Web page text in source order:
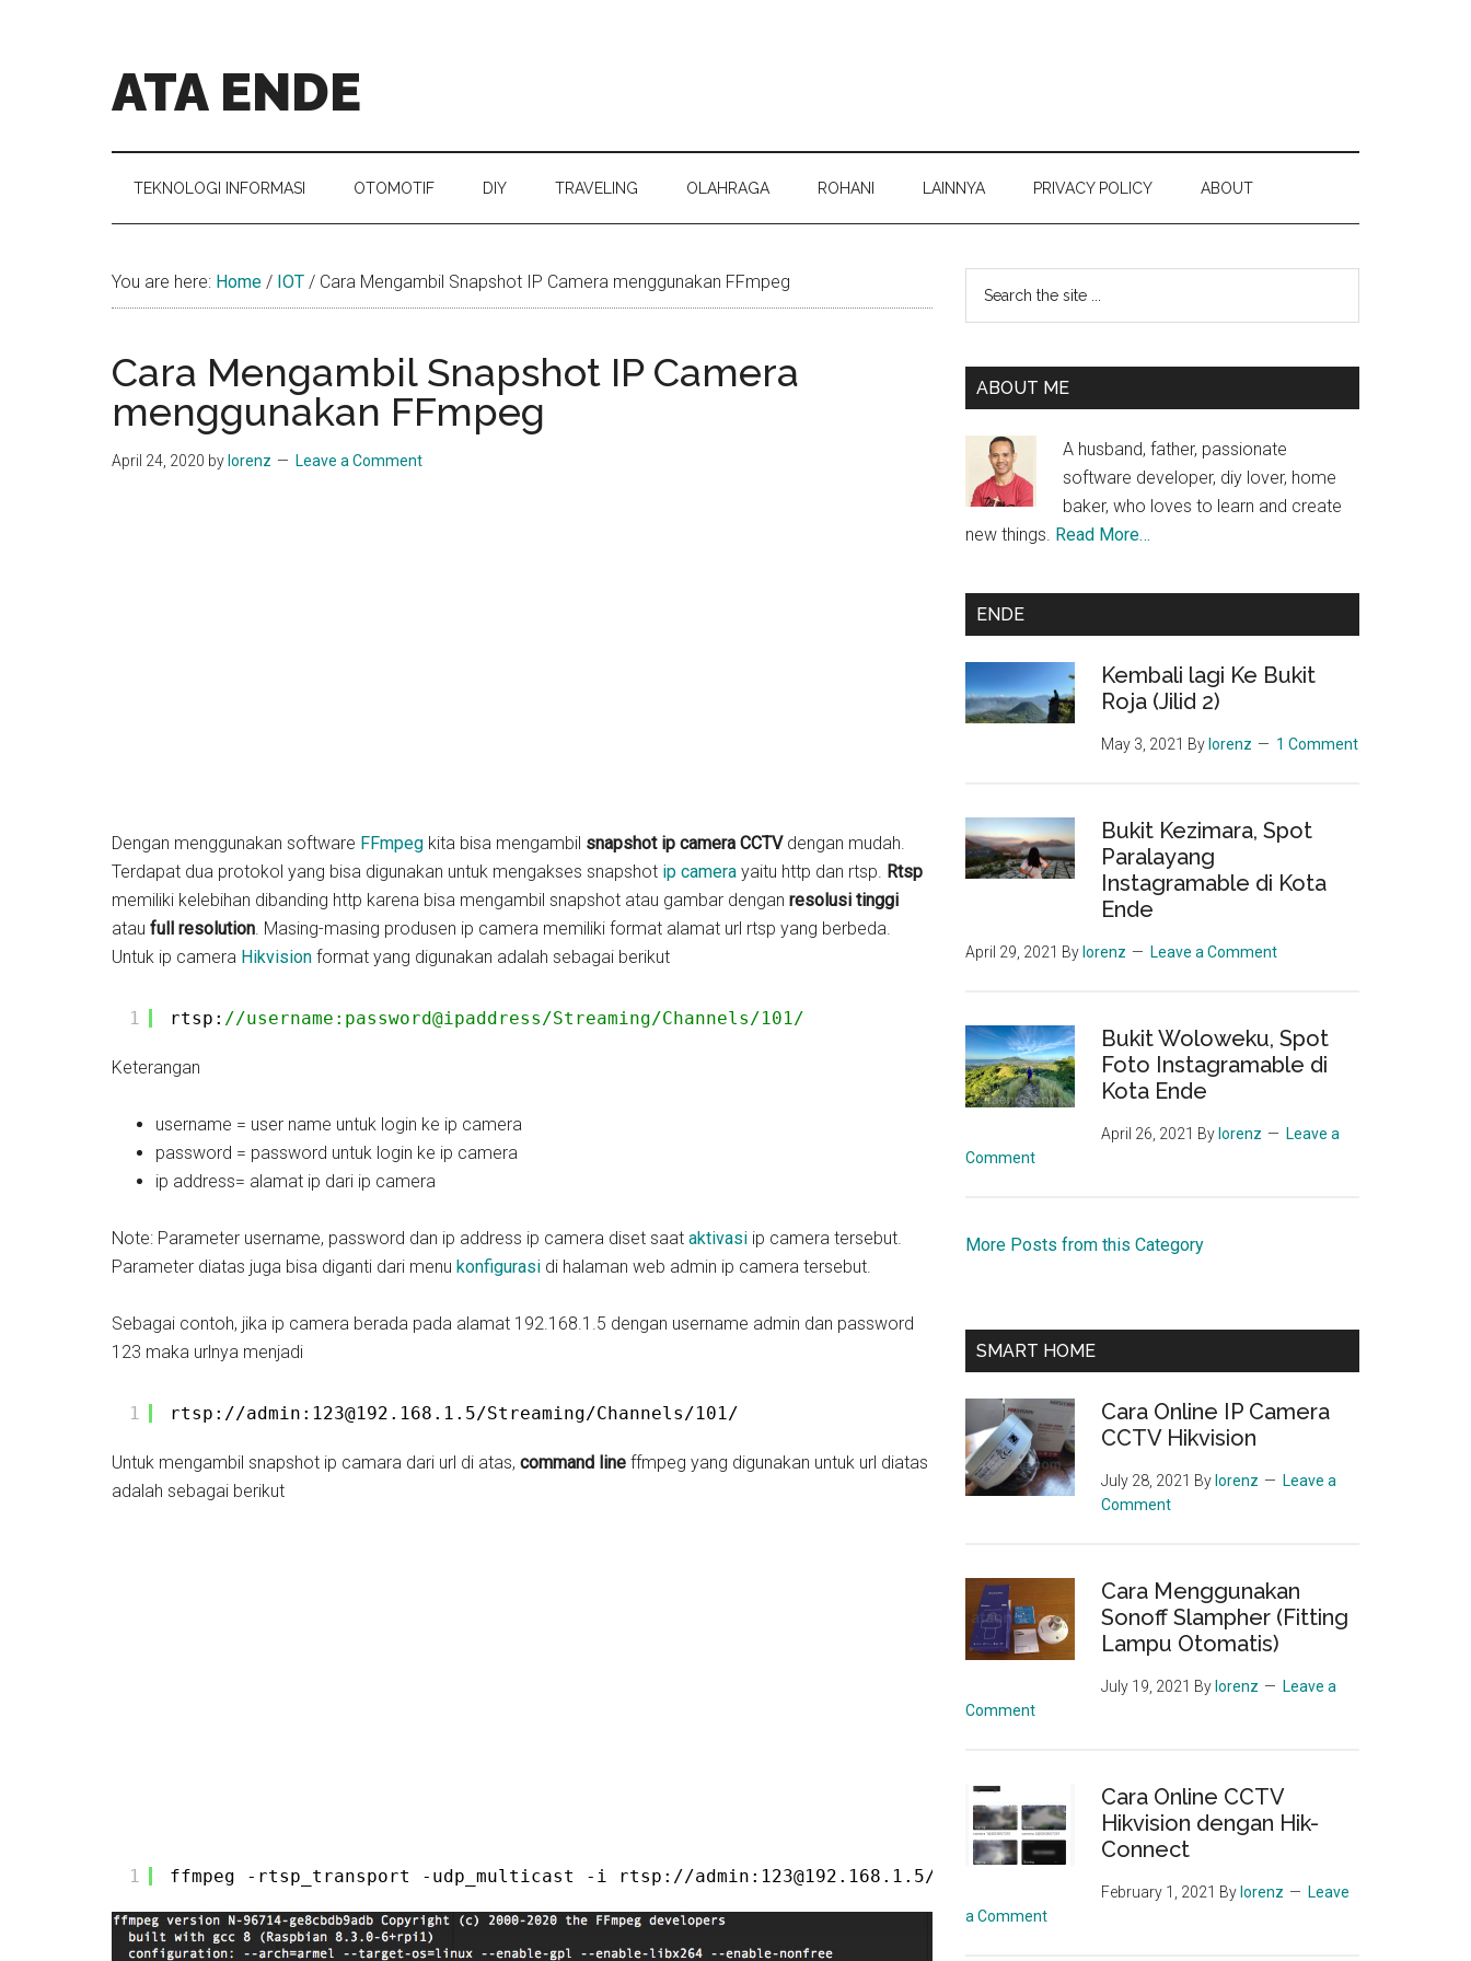
ATA ENDE
Orang
Ende
TEKNOLOGI INFORMASI OTOMOTIF DIY TRAVELING OLAHRAGA ROHANI LAINNYA PRIVACY POLICY ABOUT
You are here: Home / IOT / Cara Mengambil Snapshot IP Camera menggunakan FFmpeg
Cara Mengambil Snapshot IP Camera
menggunakan FFmpeg
April 24, 2020 by lorenz Leave a Comment
Dengan menggunakan software FFmpeg kita bisa mengambil snapshot ip camera CCTVdengan mudah.
Terdapat dua protokol yang bisa digunakan untuk mengakses snapshot ip camera yaitu http dan rtsp. Rtsp
memiliki kelebihan dibanding http karena bisa mengambil snapshot atau gambar dengan resolusi tinggi
atau full resolution. Masing-masing produsen ip camera memiliki format alamat url rtsp yang berbeda.
Untuk ip camera Hikvision format yang digunakan adalah sebagai berikut
1 rtsp: //username:password@ipaddress/Streaming/Channels/101/
Keterangan
username = user name untuk login ke ip camera
password = password untuk login ke ip camera
ip address= alamat ip dari ip camera
Note: Parameter username, password dan ip address ip camera diset saat aktivasi ip camera tersebut.
Parameter diatas juga bisa diganti dari menu konfigurasi di halaman web admin ip camera tersebut.
Sebagai contoh, jika ip camera berada pada alamat 192.168.1.5 dengan username admin dan password
123 maka urlnya menjadi
1 rtsp://admin:123@192.168.1.5/Streaming/Channels/101/
Untuk mengambil snapshot ip camara dari url di atas, command line ffmpeg yang digunakan untuk url diatas
adalah sebagai berikut
1 ffmpeg -rtsp_transport -udp_multicast -i rtsp://admin:123@192.168.1.5/Streaming/Channels/101/ -f image2 -vframes 1 -
Primary
Sidebar
...
ABOUT ME
A husband, father, passionate
software developer, diy lover, home
baker, who loves to learn and create
new things. Read More…
ENDE
Kembali lagi Ke Bukit
Roja (Jilid 2)
May 3, 2021 By lorenz 1 Comment
Bukit Kezimara, Spot
Paralayang
Instagramable di Kota
Ende
April 29, 2021 By lorenz Leave a Comment
Bukit Woloweku, Spot
Foto Instagramable di
Kota Ende
April 26, 2021 By lorenz
Leave a
Comment
More Posts from this Category
SMART HOME
Cara Online IP Camera
CCTV Hikvision
July 28, 2021 By lorenz
Leave a
Comment
Cara Menggunakan
Sonoff Slampher (Fitting
Lampu Otomatis)
July 19, 2021 By lorenz
Leave a
Comment
Cara Online CCTV
Hikvision dengan Hik-
Connect
February 1, 2021 By lorenz
Leave
a Comment